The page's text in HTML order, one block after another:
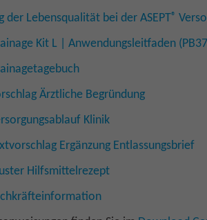
der Lebensqualität bei der ASEPT®
Kit L | Anwendungsleitfaden
Ärztliche Begründung
Klinik
Ergänzung Entlassungsbrief
Hilfsmittelrezept